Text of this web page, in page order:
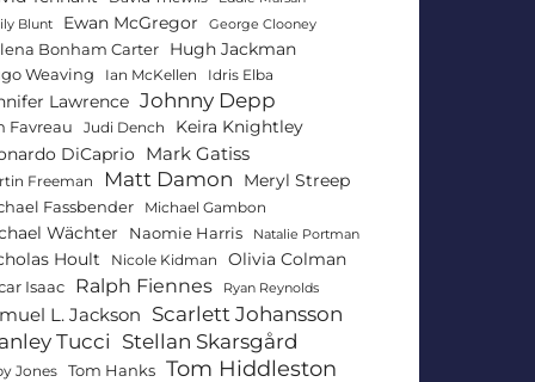
Blunt
Ewan McGregor George Clooney
Bonham Carter Hugh Jackman
Weaving Ian McKellen Idris Elba
Lawrence Johnny Depp
Favreau Judi Dench
Keira Knightley
DiCaprio
Mark Gatiss
Freeman Matt Damon Meryl Streep
Fassbender Michael Gambon
Wächter Naomie Harris Natalie Portman
Hoult Nicole Kidman Olivia Colman
Isaac Ralph Fiennes Ryan Reynolds
L. Jackson Scarlett Johansson
Tucci Stellan Skarsgård
Jones Tom Hanks Tom Hiddleston